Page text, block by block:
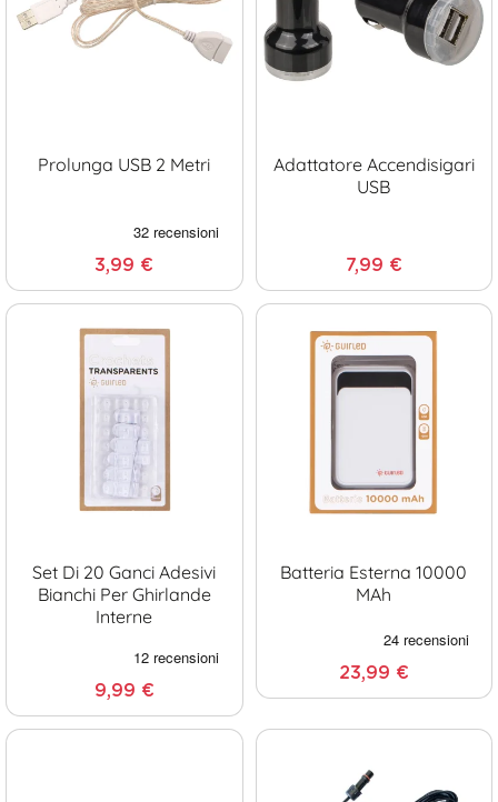
Prolunga USB 2 Metri
3,99 €
Adattatore Accendisigari
USB
7,99 €
Set Di 20 Ganci Adesivi
Bianchi Per Ghirlande
Interne
9,99 €
Batteria Esterna 10000
MAh
23,99 €